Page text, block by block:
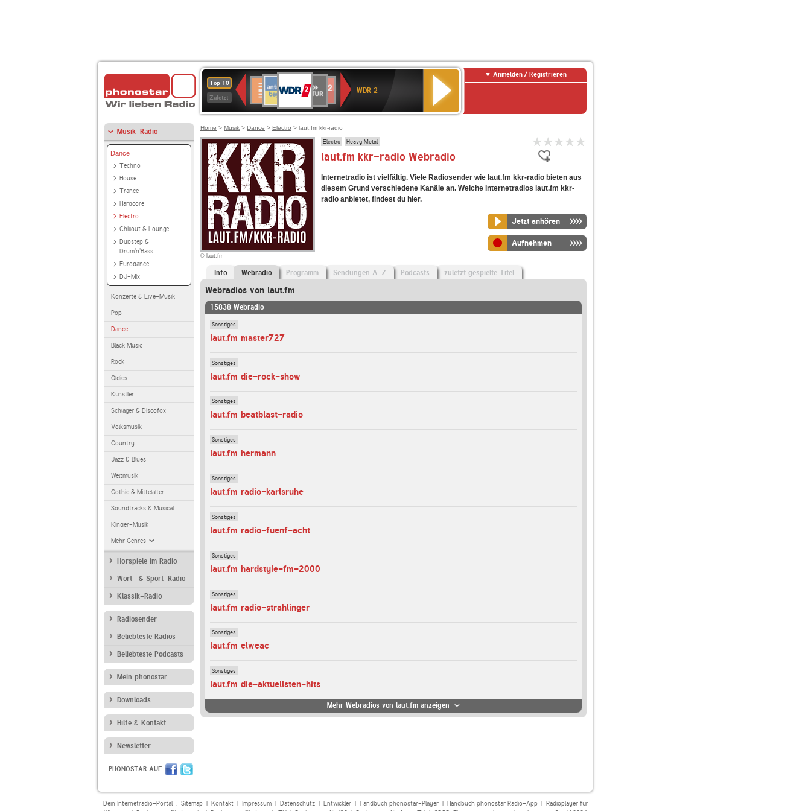
Top 10
Zuletzt
Deutschlandfunk
90er
OLDIE
ANTENNE
4
KLASSIK
Deutschlandfunk
KulturBAYERN
2
Kultur
NDR
2
WDR 2
Anmelden / Registrieren
Musik-Radio
Dance
Techno
House
Trance
Hardcore
Electro
Chillout & Lounge
Dubstep &
Drum'n'Bass
Eurodance
DJ-Mix
Konzerte & Live-Musik
Pop
Dance
Black Music
Rock
Oldies
Künstler
Schlager & Discofox
Volksmusik
Country
Jazz & Blues
Weltmusik
Gothic & Mittelalter
Soundtracks & Musical
Kinder-Musik
Mehr Genres
Hörspiele im Radio
Wort- & Sport-Radio
Klassik-Radio
Radiosender
Beliebteste Radios
Beliebteste Podcasts
Mein phonostar
Downloads
Hilfe & Kontakt
Newsletter
PHONOSTAR AUF
Home > Musik > Dance > Electro > laut.fm kkr-radio
© laut.fm
Electro Heavy Metal
laut.fm kkr-radio Webradio
Internetradio ist vielfältig. Viele Radiosender wie laut.fm kkr-radio bieten aus
diesem Grund verschiedene Kanäle an. Welche Internetradios laut.fm kkr-
radio anbietet, findest du hier.
Jetzt anhören
Aufnehmen
Info Webradio Programm Sendungen A-Z Podcasts zuletzt gespielte Titel
Webradios von laut.fm
15838 Webradio
Sonstiges
laut.fm master727
Sonstiges
laut.fm die-rock-show
Sonstiges
laut.fm beatblast-radio
Sonstiges
laut.fm hermann
Sonstiges
laut.fm radio-karlsruhe
Sonstiges
laut.fm radio-fuenf-acht
Sonstiges
laut.fm hardstyle-fm-2000
Sonstiges
laut.fm radio-strahlinger
Sonstiges
laut.fm elweac
Sonstiges
laut.fm die-aktuellsten-hits
Mehr Webradios von laut.fm anzeigen
Dein Internetradio-Portal : Sitemap| Kontakt| Impressum| Datenschutz| Entwickler| Handbuch phonostar-Player| Handbuch phonostar Radio-App| Radioplayer für